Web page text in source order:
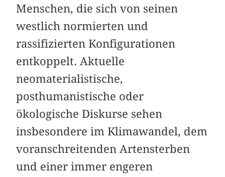
Menschen, die sich von seinen
westlich normierten und
rassifizierten Konfigurationen
entkoppelt. Aktuelle
neomaterialistische,
posthumanistische oder
ökologische Diskurse sehen
insbesondere im Klimawandel, dem
voranschreitenden Artensterben
und einer immer engeren